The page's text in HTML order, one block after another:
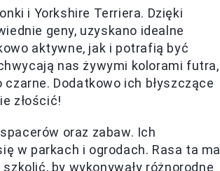
i Yorkshire Terriera. Dzięki
geny, uzyskano idealne
aktywne, jak i potrafią być
nas żywymi kolorami futra,
Dodatkowo ich błyszczące
złościć!
oraz zabaw. Ich
w parkach i ogrodach. Rasa ta ma
by wykonywały różnorodne